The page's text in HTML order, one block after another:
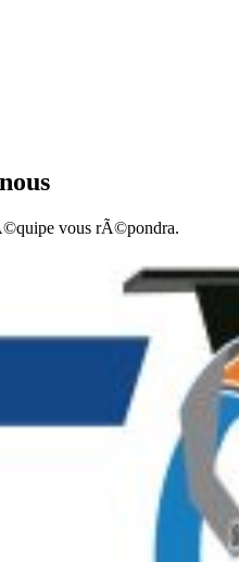
vous rÃ©pondra.